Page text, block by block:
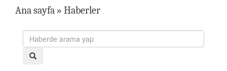
Ana sayfa » Haberler